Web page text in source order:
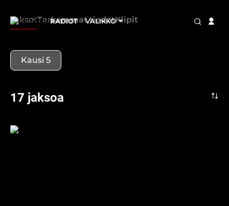
RADIOT VALIKKO
JaksotTarkemmat tiedotKlipit
Kausi 5
17 jaksoa